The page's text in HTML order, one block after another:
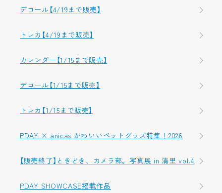
デコール【4/19まで販売】
トレカ【4/19まで販売】
カレンダー【1/15まで販売】
デコール【1/15まで販売】
トレカ【1/15まで販売】
PDAY × anicas かわいいペットグッズ特集！2026
【販売終了】ときどき、カメラ部。写真展 in 清里 vol.4
PDAY SHOWCASE掲載作品